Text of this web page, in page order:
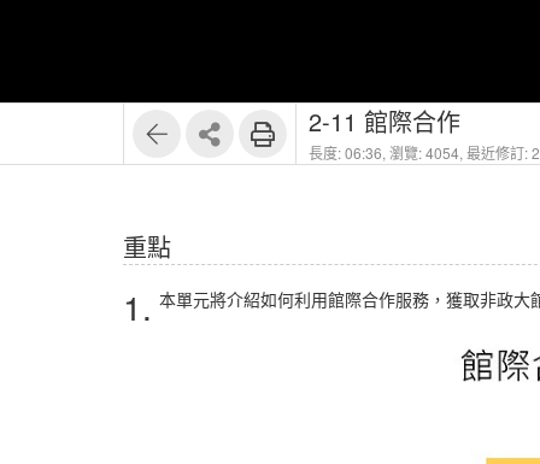
2-11 館際合作
長度: 06:36, 瀏覽: 4054, 最近修訂:
重點
1. 本單元將介紹如何利用館際合作服務，獲取非政大